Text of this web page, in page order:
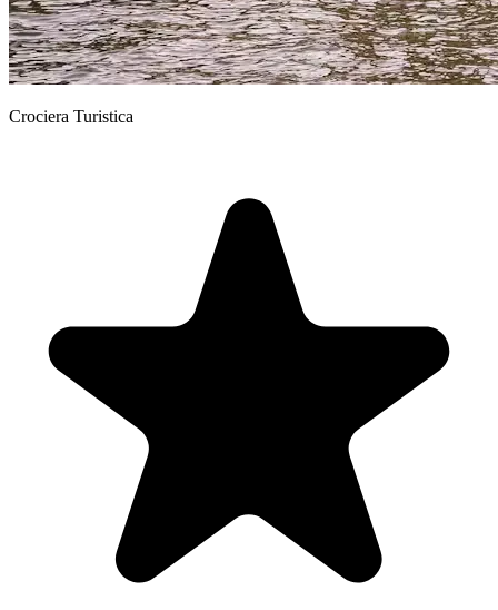
Crociera Turistica